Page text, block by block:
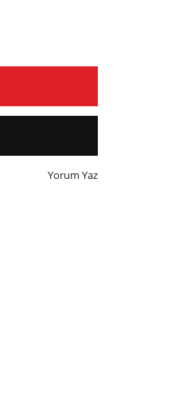
Yorum Yaz